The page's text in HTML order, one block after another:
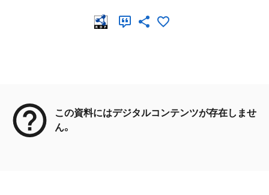
この資料にはデジタルコンテンツが存在しませ
ん。